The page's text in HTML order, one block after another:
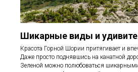
Шикарные виды и
Красота Горной Шории притягивает и
Даже просто поднявшись на канатной
Зеленой можно полюбоваться